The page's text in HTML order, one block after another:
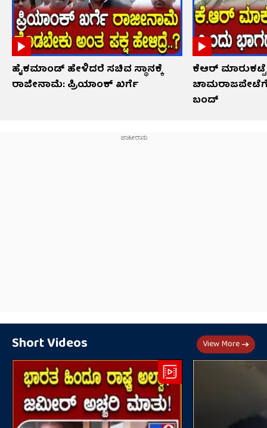
ಹೈಕಮಾಂಡ್​​ ಹೇಳಿದರೆ ಸಚಿವ ಸ್ಥಾನಕ್ಕೆ
ರಾಜೀನಾಮೆ: ಪ್ರಿಯಾಂಕ್​​ ಖರ್ಗೆ
ಕೆಆರ್
ಬಂದ್
Short Videos View More